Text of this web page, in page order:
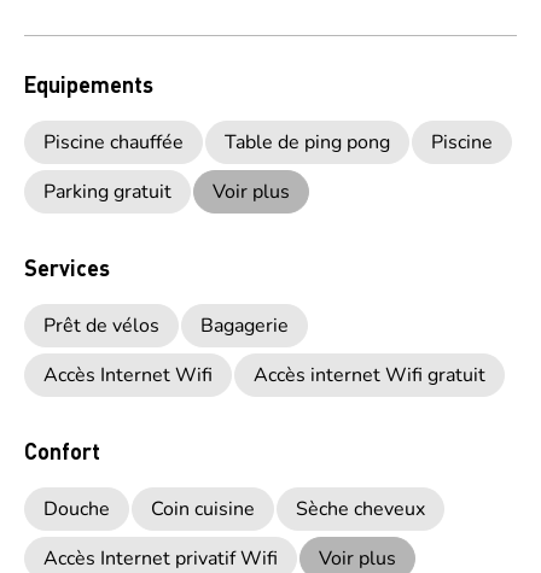
Equipements
Piscine chauffée Table de ping pong
Piscine
Parking gratuit
Voir plus
Services
Prêt de vélos
Bagagerie
Accès Internet Wifi
Accès internet Wifi gratuit
Confort
Douche Coin cuisine
Sèche cheveux
Accès Internet privatif Wifi
Voir plus